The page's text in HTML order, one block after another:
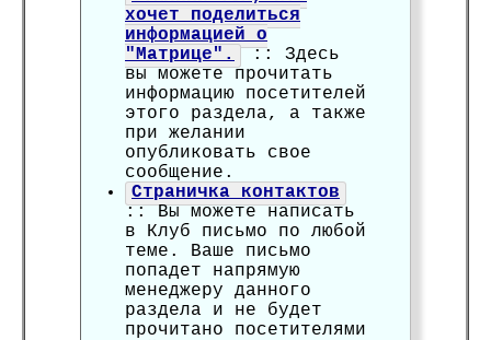
хочет поделиться
информацией о
"Матрице". :: Здесь
вы можете прочитать
информацию посетителей
этого раздела, а также
при желании
опубликовать свое
сообщение.
Страничка контактов
:: Вы можете написать
в Клуб письмо по любой
теме. Ваше письмо
попадет напрямую
менеджеру данного
раздела и не будет
прочитано посетителями